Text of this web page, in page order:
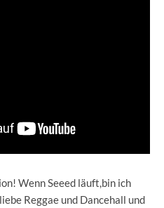
Wenn Seeed läuft,bin ich
Reggae und Dancehall und